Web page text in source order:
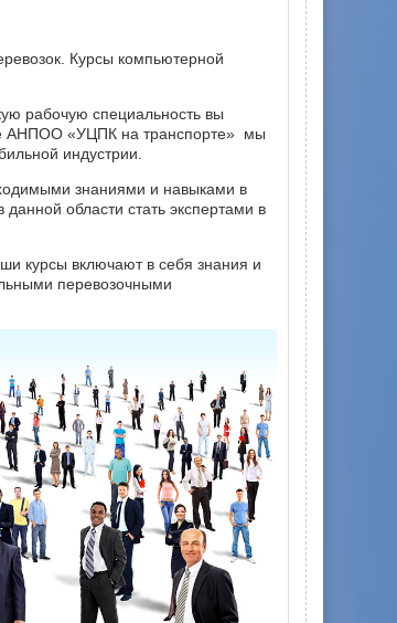
Курсы компьютерной
рабочую специальность вы
АНПОО «УЦПК на транспорте» мы
индустрии.
знаниями и навыками в
области стать экспертами в
курсы включают в себя знания и
перевозочными